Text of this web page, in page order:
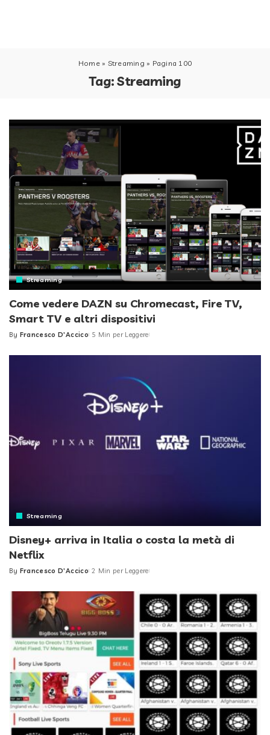
Home» Streaming » Pagina 100
Tag:Streaming
Streaming
Come vedere DAZN su Chromecast, Fire TV,
Smart TV e altri dispositivi
Posted
By Francesco D'Accico 5 Min per Leggere
Streaming
Disney+ arriva in Italia o costa la metà di
Netflix
Posted
By Francesco D'Accico 2 Min per Leggere